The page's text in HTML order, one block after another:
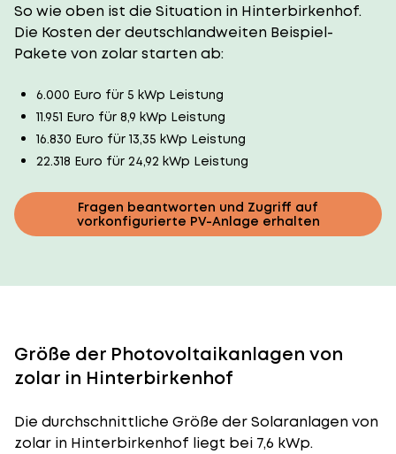
So wie oben ist die Situation in Hinterbirkenhof.
Die Kosten der deutschlandweiten Beispiel-
Pakete von zolar starten ab:
6.000 Euro für 5 kWp Leistung
11.951 Euro für 8,9 kWp Leistung
16.830 Euro für 13,35 kWp Leistung
22.318 Euro für 24,92 kWp Leistung
Fragen beantworten und Zugriff auf
vorkonfigurierte PV-Anlage erhalten
Größe der Photovoltaikanlagen von
zolar in Hinterbirkenhof
Die durchschnittliche Größe der Solaranlagenvon
zolar in Hinterbirkenhof liegt bei 7,6 kWp.